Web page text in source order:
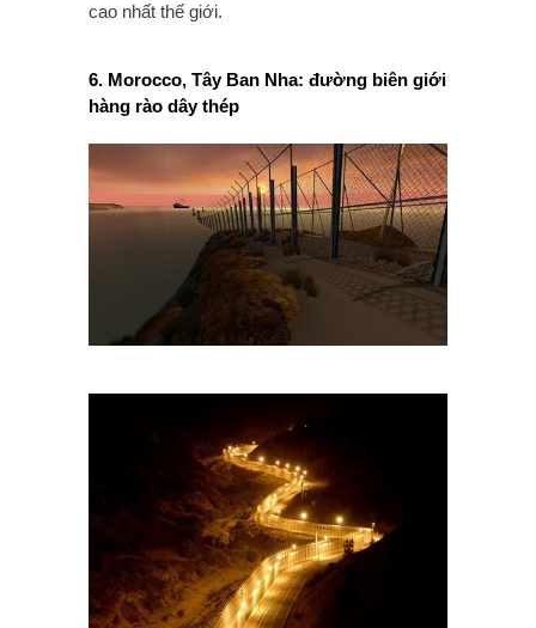
cao nhất thế giới.
6. Morocco, Tây Ban Nha: đường biên giới
hàng rào dây thép